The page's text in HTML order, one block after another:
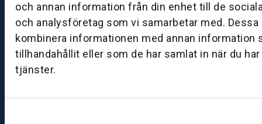
och annan information från din enhet till de
och analysföretag som vi samarbetar med. Dessa
kombinera informationen med annan information
tillhandahållit eller som de har samlat in när du
tjänster.
k
ö
v
d
e
B